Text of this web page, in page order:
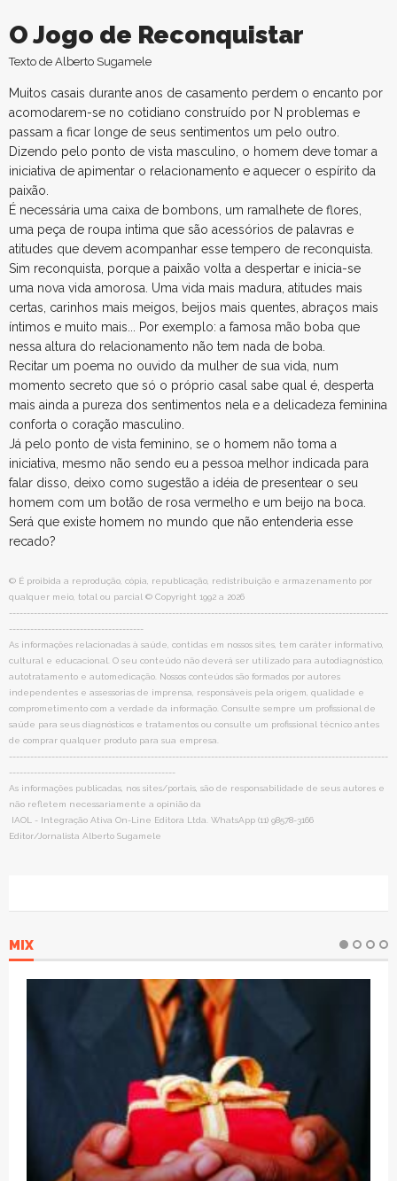
O Jogo de Reconquistar
Texto de Alberto Sugamele
Muitos casais durante anos de casamento perdem o encanto por
acomodarem-se no cotidiano construído por N problemas e
passam a ficar longe de seus sentimentos um pelo outro.
Dizendo pelo ponto de vista masculino, o homem deve tomar a
iniciativa de apimentar o relacionamento e aquecer o espírito da
paixão.
É necessária uma caixa de bombons, um ramalhete de flores,
uma peça de roupa intima que são acessórios de palavras e
atitudes que devem acompanhar esse tempero de reconquista.
Sim reconquista, porque a paixão volta a despertar e inicia-se
uma nova vida amorosa. Uma vida mais madura, atitudes mais
certas, carinhos mais meigos, beijos mais quentes, abraços mais
íntimos e muito mais... Por exemplo: a famosa mão boba que
nessa altura do relacionamento não tem nada de boba.
Recitar um poema no ouvido da mulher de sua vida, num
momento secreto que só o próprio casal sabe qual é, desperta
mais ainda a pureza dos sentimentos nela e a delicadeza feminina
conforta o coração masculino.
Já pelo ponto de vista feminino, se o homem não toma a
iniciativa, mesmo não sendo eu a pessoa melhor indicada para
falar disso, deixo como sugestão a idéia de presentear o seu
homem com um botão de rosa vermelho e um beijo na boca.
Será que existe homem no mundo que não entenderia esse
recado?
© É proibida a reprodução, cópia, republicação, redistribuição e armazenamento por
qualquer meio, total ou parcial © Copyright 1992 a 2026
-----------------------------------------------------------------------------------------------------------
--------------------------------------
As informações relacionadas à saúde, contidas em nossos sites, tem caráter informativo,
cultural e educacional. O seu conteúdo não deverá ser utilizado para autodiagnóstico,
autotratamento e automedicação. Nossos conteúdos são formados por autores
independentes e assessorias de imprensa, responsáveis pela origem, qualidade e
comprometimento com a verdade da informação. Consulte sempre um profissional de
saúde para seus diagnósticos e tratamentos ou consulte um profissional técnico antes
de comprar qualquer produto para sua empresa.
-----------------------------------------------------------------------------------------------------------
-----------------------------------------------
As informações publicadas, nos sites/portais, são de responsabilidade de seus autores e
não refletem necessariamente a opinião da
IAOL - Integração Ativa On-Line Editora Ltda. WhatsApp (11) 98578-3166
Editor/Jornalista Alberto Sugamele
MIX